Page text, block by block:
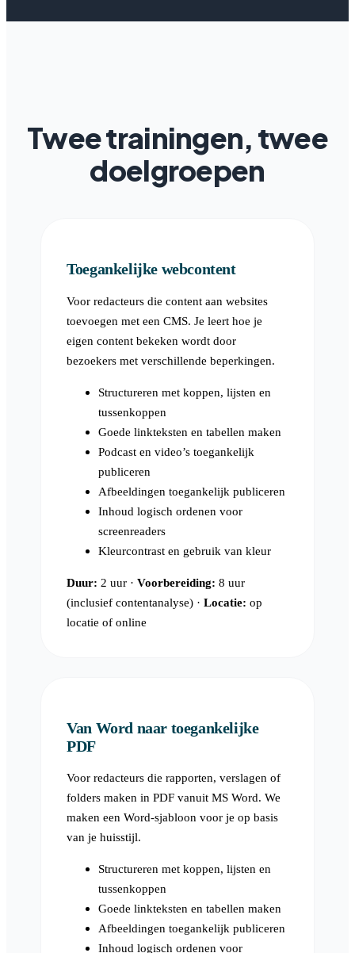
Twee trainingen, twee
doelgroepen
Toegankelijke webcontent
Voor redacteurs die content aan websites
toevoegen met een CMS. Je leert hoe je
eigen content bekeken wordt door
bezoekers met verschillende beperkingen.
Structureren met koppen, lijsten en
tussenkoppen
Goede linkteksten en tabellen maken
Podcast en video’s toegankelijk
publiceren
Afbeeldingen toegankelijk publiceren
Inhoud logisch ordenen voor
screenreaders
Kleurcontrast en gebruik van kleur
Duur: 2 uur ·Voorbereiding: 8 uur
(inclusief contentanalyse) ·Locatie: op
locatie of online
Van Word naar toegankelijke
PDF
Voor redacteurs die rapporten, verslagen of
folders maken in PDF vanuit MS Word. We
maken een Word-sjabloon voor je op basis
van je huisstijl.
Structureren met koppen, lijsten en
tussenkoppen
Goede linkteksten en tabellen maken
Afbeeldingen toegankelijk publiceren
Inhoud logisch ordenen voor